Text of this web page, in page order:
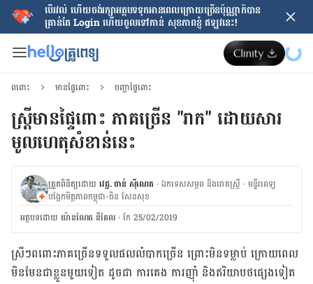
បើរវល់ ហើយចង់​រក្សាអត្ថបទទុកអានពេលក្រោយ​ច្រើនប៉ុណ្ណាក៏បាន
គ្រាន់តែ​ Login ហើយចូលទៅកាន់ សុខភាពខ្ញុំ ឥឡូវនេះ!
ពពោះ មានផ្ទៃពោះ បញ្ហាផ្ទៃពោះ
ស្ត្រីមាន​ផ្ទៃពោះ ​ភាគ​ច្រើន​ "រាក" ដោយ​សារ​
មូលហេតុ​សំខាន់​នេះ
ត្រួតពិនិត្យដោយ វេជ្ជ. ចាន់ ស៊ីណេត ·ឯកទេសសម្ភព និងរោគស្ត្រី ·ម​ន្ទីរពេទ្យ
បង្អែកមិត្តភាពកម្ពុជា-ចិន សែនសុខ
អត្ថបទ​ដោយ យ៉ានណែត​ នីគែល · កែ 25/02/2019
ស្រីៗពពោះ​ភាគច្រើន​ទទួល​ផល​លំបាក​ច្រើន ព្រោះ​មិន​ទម្លាប់ ក្រោយ​ពេល​
មិន​មែន​ជា​ខ្លួន​មួយ​ទៀត ដូចជា ​ការ​គេង ការ​ញ៉ាំ និង​ឥរិយាបថ​ផ្សេង​ទៀត